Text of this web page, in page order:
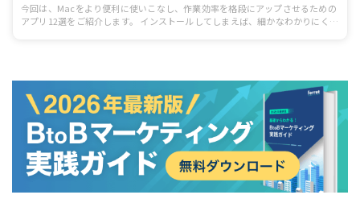
今回は、Macをより便利に使いこなし、作業効率を格段にアップさせるための
アプリ12選をご紹介します。 インストールしてしまえば、細かなわかりにくい